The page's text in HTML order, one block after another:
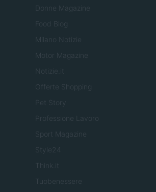
Donne Magazine
Food Blog
Milano Notizie
Motor Magazine
Notizie.it
Offerte Shopping
Pet Story
Professione Lavoro
Sport Magazine
Style24
Think.it
Tuobenessere